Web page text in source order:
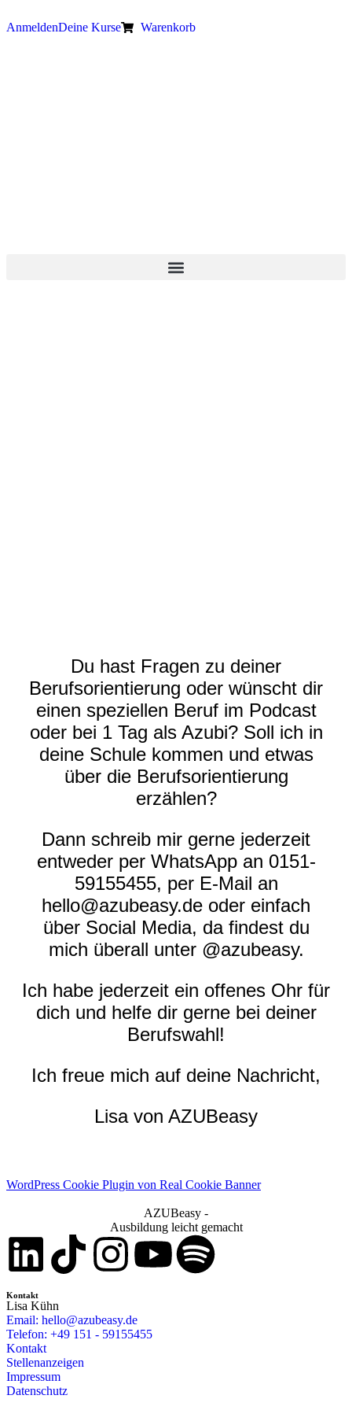
AnmeldenDeine Kurse Warenkorb
Du hast Fragen zu deiner
Berufsorientierung oder wünscht dir
einen speziellen Beruf im Podcast
oder bei 1 Tag als Azubi? Soll ich in
deine Schule kommen und etwas
über die Berufsorientierung
erzählen?
Dann schreib mir gerne jederzeit
entweder per WhatsApp an 0151-
59155455, per E-Mail an
hello@azubeasy.de oder einfach
über Social Media, da findest du
mich überall unter @azubeasy.
Ich habe jederzeit ein offenes Ohr für
dich und helfe dir gerne bei deiner
Berufswahl!
Ich freue mich auf deine Nachricht,
Lisa von AZUBeasy
WordPress Cookie Plugin von Real Cookie Banner
AZUBeasy -
Ausbildung leicht gemacht
Kontakt
Lisa Kühn
Email: hello@azubeasy.de
Telefon: +49 151 - 59155455
Kontakt
Stellenanzeigen
Impressum
Datenschutz